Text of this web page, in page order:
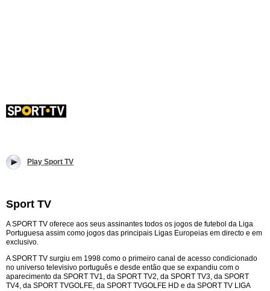
Play Sport TV
Sport TV
A SPORT TV oferece aos seus assinantes todos os jogos de futebol da Liga
Portuguesa assim como jogos das principais Ligas Europeias em directo e em
exclusivo.
A SPORT TV surgiu em 1998 como o primeiro canal de acesso condicionado
no universo televisivo português e desde então que se expandiu com o
aparecimento da SPORT TV1, da SPORT TV2, da SPORT TV3, da SPORT
TV4, da SPORT TVGOLFE, da SPORT TVGOLFE HD e da SPORT TV LIGA